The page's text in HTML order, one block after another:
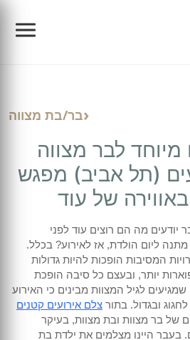
קטנים
הפקות
בכותל
לאירועים
מקצועיות
צילום תדמית/פורטרטים/עסקי
חברה
והרצאות
ובריתה
בר/בת מצווה
מיוחד לבר מצווה
(תל אביב) מפגש
של עוד
יודעים מה הם רוצים עוד לפני
ליום הולדת, אז לאירוע? בכלל.
המסיבות הופכות להיות גדולות
יותר, ובעצם כל סיבה הופכת
לגיל המצוות מבינים כי האירוע
ובגדול. בתור צלם אירועים קטנים
של בר מצוות ובת מצוות, בעיקר
בעבר היינו מצלמים את ילדת בת